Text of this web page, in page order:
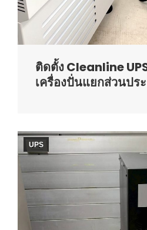
ติดตั้ง Cleanline
เครื่องปั่นแยกส่วนปร
UPS